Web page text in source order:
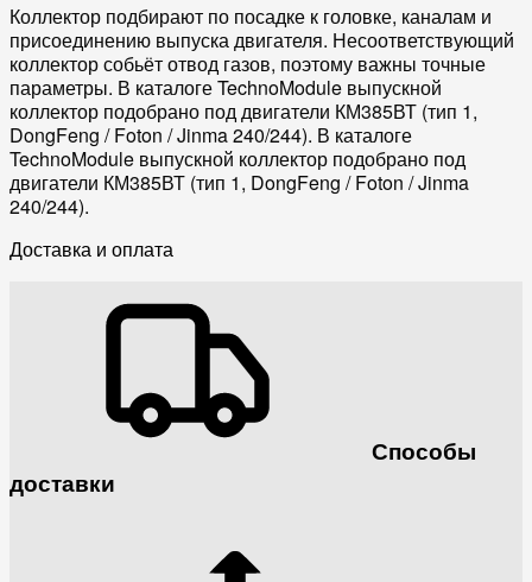
Коллектор подбирают по посадке к головке, каналам и
присоединению выпуска двигателя. Несоответствующий
коллектор собьёт отвод газов, поэтому важны точные
параметры. В каталоге TechnoModule выпускной
коллектор подобрано под двигатели КМ385ВТ (тип 1,
DongFeng / Foton / Jinma 240/244). В каталоге
TechnoModule выпускной коллектор подобрано под
двигатели КМ385ВТ (тип 1, DongFeng / Foton / Jinma
240/244).
Доставка и оплата
Способы
доставки